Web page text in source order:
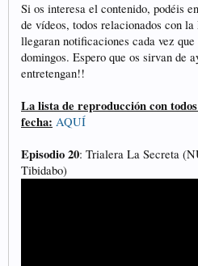
Si os interesa el contenido, podéis
de vídeos, todos relacionados con
llegaran notificaciones cada vez que
domingos. Espero que os sirvan de
entretengan!!
La lista de reproducción con
fecha: AQUÍ
Episodio 20: Trialera La Secreta
Tibidabo)